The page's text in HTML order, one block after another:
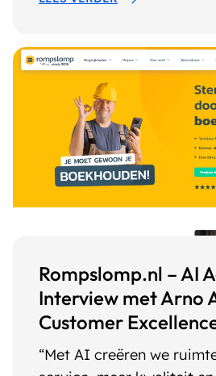
Rompslomp.nl – AI
Interview met Arno
Customer
“Met AI creëren we